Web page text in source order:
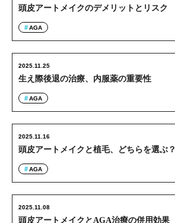
頭皮アートメイクのデメリットとリスク
AGA
生え際後退の治療、内服薬の重要性
2025.11.25
AGA
頭皮アートメイクと植毛、どちらを選ぶ？
2025.11.16
AGA
頭皮アートメイクとAGA治療の併用効果
2025.11.08